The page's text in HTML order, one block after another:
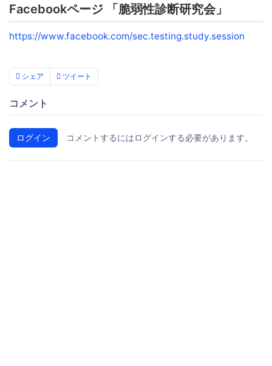
Facebookページ 「脆弱性診断研究会」
https://www.facebook.com/sec.testing.study.session
シェア ツイート
コメント
ログイン コメントするにはログインする必要があります。